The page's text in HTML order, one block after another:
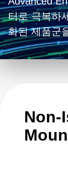
터로 극복하
화된 제품군
한 컨버터를
터는 표준 디
Non-